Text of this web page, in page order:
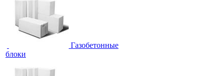
Газобетонные
блоки